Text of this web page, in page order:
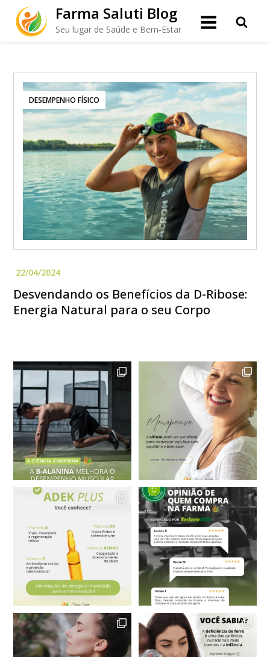
content
Farma Saluti Blog
Seu lugar de Saúde e Bem-Estar
DESEMPENHO FÍSICO
Desvendando os Benefícios da D-Ribose:
Energia Natural para o seu Corpo